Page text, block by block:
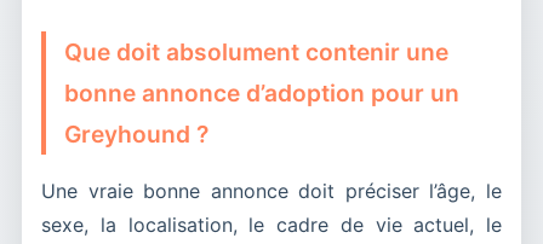
Que doit absolument contenir une
bonne annonce d’adoption pour un
Greyhound ?
Une vraie bonne annonce doit préciser l’âge, le
sexe, la localisation, le cadre de vie actuel, le